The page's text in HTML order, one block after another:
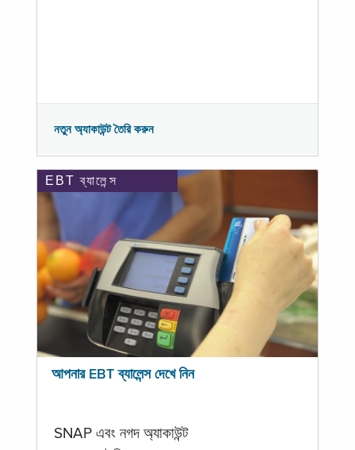
নতুন অ্যাকাউন্ট তৈরি করুন
EBT ব্যালেন্স
আপনার EBT ব্যালেন্স দেখে নিন
SNAP এবং নগদ অ্যাকাউন্ট